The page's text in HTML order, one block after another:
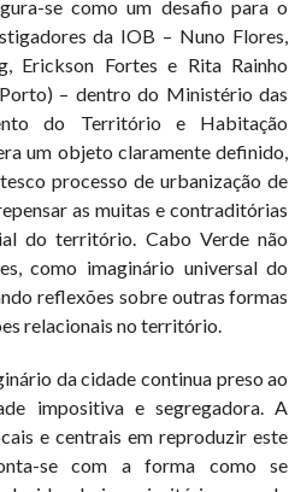
se como um desafio para o
da IOB – Nuno Flores,
Erickson Fortes e Rita Rainho
– dentro do Ministério das
do Território e Habitação
um objeto claramente definido,
processo de urbanização de
as muitas e contraditórias
do território. Cabo Verde não
como imaginário universal do
reflexões sobre outras formas
relacionais no território.
da cidade continua preso ao
impositiva e segregadora. A
e centrais em reproduzir este
se com a forma como se